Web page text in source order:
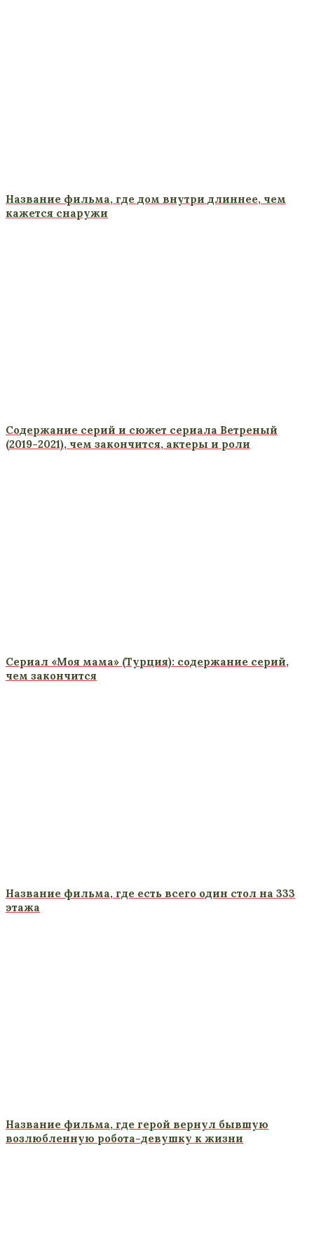
Название фильма, где дом внутри длиннее, чем
кажется снаружи
Содержание серий и сюжет сериала Ветреный
(2019-2021), чем закончится, актеры и роли
Сериал «Моя мама» (Турция): содержание серий,
чем закончится
Название фильма, где есть всего один стол на 333
этажа
Название фильма, где герой вернул бывшую
возлюбленную робота-девушку к жизни